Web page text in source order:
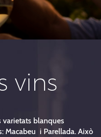
vins
varietats blanques
Macabeu i Parellada. Això